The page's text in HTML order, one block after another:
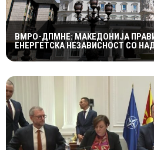
ВМРО-ДПМНЕ: МАКЕДОНИЈА
ЕНЕРГЕТСКА НЕЗАВИСНОСТ СО
ИНИЦИЈАТИВИ ЗА ПРОЕКТИ ВО
ЕНЕРГИЈА